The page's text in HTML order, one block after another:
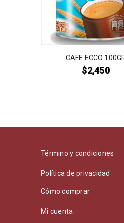
CAFE ECCO
$2,450
Término y condiciones
Política de privacidad
Cómo comprar
Mi cuenta